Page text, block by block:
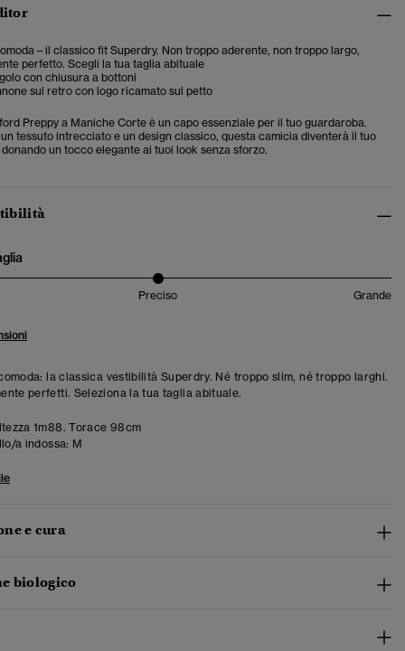
– il classico fit Superdry. Non troppo aderente, non troppo largo,
perfetto. Scegli la tua taglia abituale
con chiusura a bottoni
sul retro con logo ricamato sul petto
Preppy a Maniche Corte è un capo essenziale per il tuo guardaroba.
tessuto intrecciato e un design classico, questa camicia diventerà il tuo
un tocco elegante ai tuoi look senza sforzo.
Preciso Grande
la classica vestibilità Superdry. Né troppo slim, né troppo larghi.
perfetti. Seleziona la tua taglia abituale.
1m88. Torace 98cm
a indossa: M
e cura
biologico